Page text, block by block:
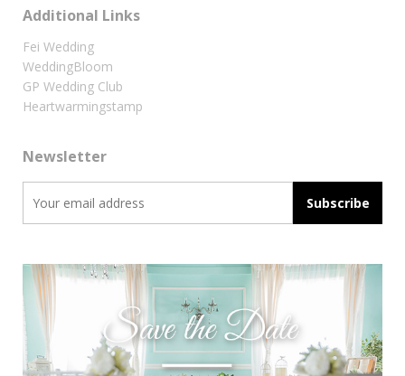
Additional Links
Fei Wedding
WeddingBloom
GP Wedding Club
Heartwarmingstamp
Newsletter